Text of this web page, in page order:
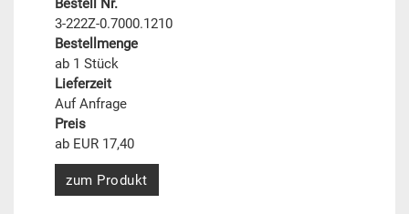
Bestell Nr.
3-222Z-0.7000.1210
Bestellmenge
ab 1 Stück
Lieferzeit
Auf Anfrage
Preis
ab EUR 17,40
zum Produkt